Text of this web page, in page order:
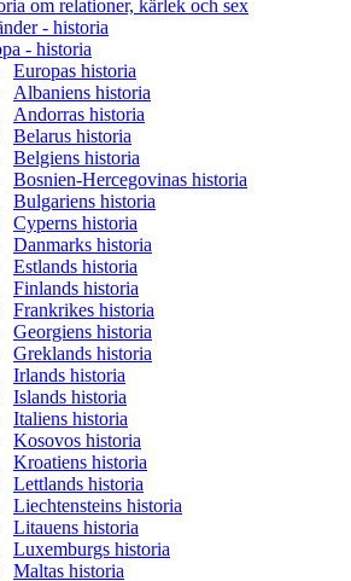
om relationer, kärlek och sex
- historia
- historia
Europas historia
Albaniens historia
Andorras historia
Belarus historia
Belgiens historia
Bosnien-Hercegovinas historia
Bulgariens historia
Cyperns historia
Danmarks historia
Estlands historia
Finlands historia
Frankrikes historia
Georgiens historia
Greklands historia
Irlands historia
Islands historia
Italiens historia
Kosovos historia
Kroatiens historia
Lettlands historia
Liechtensteins historia
Litauens historia
Luxemburgs historia
Maltas historia